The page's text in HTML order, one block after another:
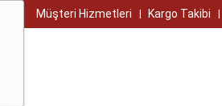
Müşteri Hizmetleri Kargo Takibi